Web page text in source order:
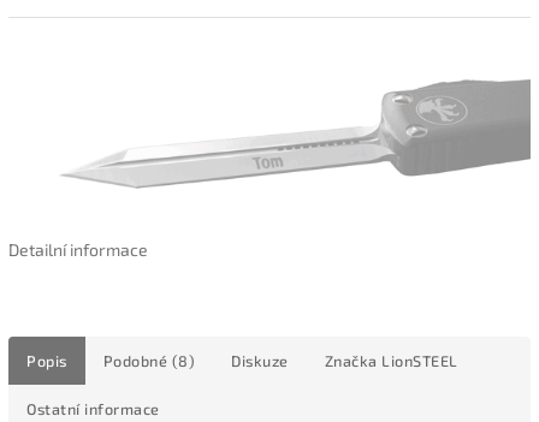
Detailní informace
Popis Podobné (8) Diskuze Značka LionSTEEL
Ostatní informace